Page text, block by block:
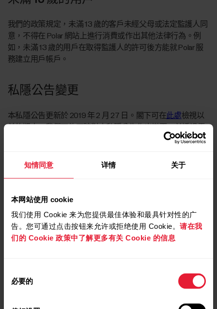
知情同意 详情 关于
本网站使用 cookie
我们使用 Cookie 来为您提供最佳体验和最具针对性的广
告。您可通过点击按钮来允许或拒绝使用 Cookie。 请在我
们的 Cookie 政策中了解更多有关 Cookie 的信息
必要的
我們的政策規定，未滿 13 歲的客戶未經父母或法定監護人同
意，不得在 Polar 網站上進行消費或作出其他法律行為。例
如，未滿 13 歲的用戶在取得監護人的許可後方能就 Polar 服
務建立用戶帳戶。
私隱公告變更
本私隱公告更新於 2019 年 2 月 27 日。閣下可在此處檢視以
郵或我們的服務將變更資訊通知給客戶。如果閣下對 Polar 的
可在我們的私隱常見問題
中找到關於私隱的資料。如果閣下
資料控制者：
Polar Electro Oy
privacy@polar.com